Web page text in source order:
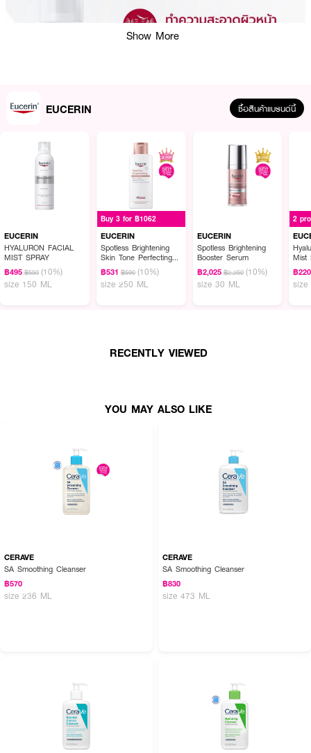
ผลลัพธ์ที่ได้ :
ผลิตภัณฑ์ทำความสะอาดผิวหน้า ทำความสะอาดผิวบอบบางแพ้ง่าย อย่างอ่อน
โยน สร้างเกราะความชุ่มชื้น ไม่ไวต่อการแพ้ สูตร 0% สารที่อาจก่อการระคายเคือง
Non-Comedogenic ไม่ก่อให้เกิดสิวอุดตัน
Show More
EUCERIN ซื้อสินค้าแบรนด์นี้
EUCERIN
HYALURON FACIAL
MIST SPRAY
฿495 ฿550 (10%)
size 150 ML
Buy 3 for ฿1062
EUCERIN
Spotless Brightening
Skin Tone Perfecting
Body Lotion
฿531 ฿590 (10%)
size 250 ML
EUCERIN
Spotless Brightening
Booster Serum
฿2,025 ฿2,250 (10%)
size 30 ML
2
Mist
฿220
size
RECENTLY VIEWED
YOU MAY ALSO LIKE
CERAVE
SA Smoothing Cleanser
฿570
size 236 ML
CERAVE
SA Smoothing Cleanser
฿830
size 473 ML